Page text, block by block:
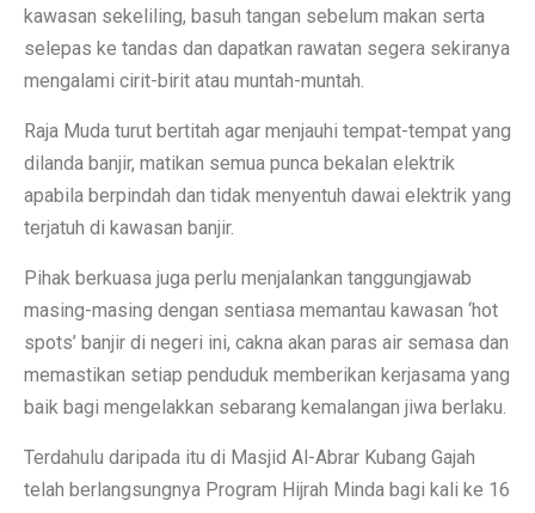
kawasan sekeliling, basuh tangan sebelum makan serta
selepas ke tandas dan dapatkan rawatan segera sekiranya
mengalami cirit-birit atau muntah-muntah.
Raja Muda turut bertitah agar menjauhi tempat-tempat yang
dilanda banjir, matikan semua punca bekalan elektrik
apabila berpindah dan tidak menyentuh dawai elektrik yang
terjatuh di kawasan banjir.
Pihak berkuasa juga perlu menjalankan tanggungjawab
masing-masing dengan sentiasa memantau kawasan ‘hot
spots’ banjir di negeri ini, cakna akan paras air semasa dan
memastikan setiap penduduk memberikan kerjasama yang
baik bagi mengelakkan sebarang kemalangan jiwa berlaku.
Terdahulu daripada itu di Masjid Al-Abrar Kubang Gajah
telah berlangsungnya Program Hijrah Minda bagi kali ke 16